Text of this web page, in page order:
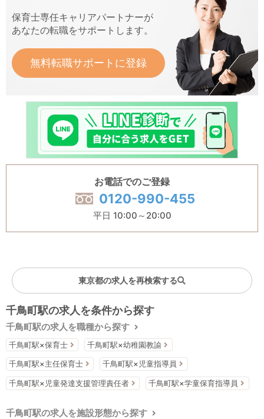
保育士専任キャリアパートナーが
あなたの転職をサポートします。
無料転職サポートに登録
お電話でのご登録
0120-990-455
平日 10:00～20:00
東京都の求人を再検索する
千鳥町駅の求人を条件から探す
千鳥町駅の求人を職種から探す
千鳥町駅×保育士 千鳥町駅×幼稚園教諭
千鳥町駅×主任保育士 千鳥町駅×児童指導員
千鳥町駅×児童発達支援管理責任者 千鳥町駅×学童保育指導員
千鳥町駅の求人を施設形態から探す